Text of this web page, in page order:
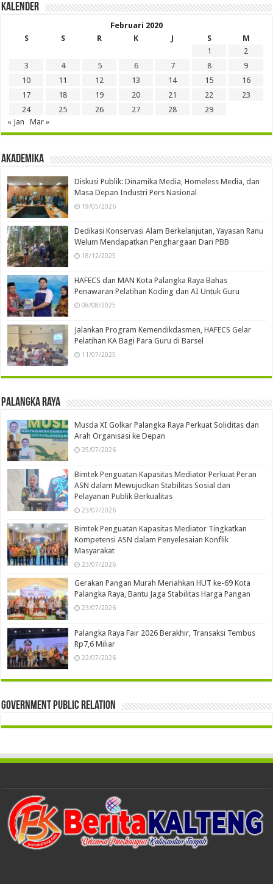
Kalender
Februari 2020
S
S R K J S
M
1
2
3
4 5 6 7 8
9
10
11 12 13 14 15
16
17
18 19 20 21 22
23
24
25 26 27 28
29
« Jan
Mar »
Akademika
Diskusi Publik: Dinamika Media, Homeless Media, dan
Masa Depan Industri Pers Nasional
19/05/2026
Dedikasi Konservasi Alam Berkelanjutan, Yayasan Ranu
Welum Mendapatkan Penghargaan Dari PBB
18/12/2025
HAFECS dan MAN Kota Palangka Raya Bahas
Penawaran Pelatihan Koding dan AI Untuk Guru
08/08/2025
Jalankan Program Kemendikdasmen, HAFECS Gelar
Pelatihan KA Bagi Para Guru di Barsel
11/07/2025
Palangka Raya
Musda XI Golkar Palangka Raya Perkuat Soliditas dan
Arah Organisasi ke Depan
25/07/2026
Bimtek Penguatan Kapasitas Mediator Perkuat Peran
ASN dalam Mewujudkan Stabilitas Sosial dan
Pelayanan Publik Berkualitas
23/07/2026
Bimtek Penguatan Kapasitas Mediator Tingkatkan
Kompetensi ASN dalam Penyelesaian Konflik
Masyarakat
23/07/2026
Gerakan Pangan Murah Meriahkan HUT ke-69 Kota
Palangka Raya, Bantu Jaga Stabilitas Harga Pangan
23/07/2026
Palangka Raya Fair 2026 Berakhir, Transaksi Tembus
Rp7,6 Miliar
22/07/2026
Government Public Relation